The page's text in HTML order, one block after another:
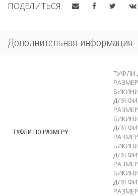
ПОДЕЛИТЬСЯ:
Дополнительная информация
ТУФЛИ ПО РАЗМЕРУ
ТУФЛИ
ДЛЯ
ДЛЯ
ДЛЯ
ДЛЯ